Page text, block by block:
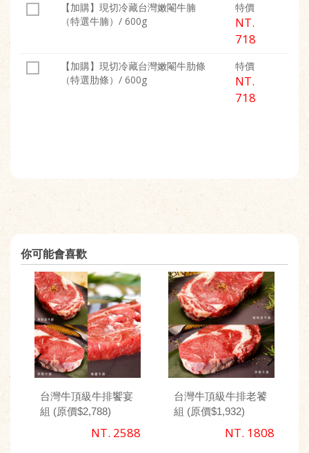
【加購】現切冷藏台灣嫩閹牛腩
（特選牛腩）/ 600g
特價
NT.
718
【加購】現切冷藏台灣嫩閹牛肋條
（特選肋條）/ 600g
特價
NT.
718
你可能會喜歡
台灣牛頂級牛排饗宴
組 (原價$2,788)
NT. 2588
台灣牛頂級牛排老饕
組 (原價$1,932)
NT. 1808